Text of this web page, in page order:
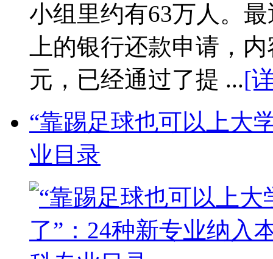
小组里约有63万人。
上的银行还款申请，
元，已经通过了提 ...[
“靠踢足球也可以上大
业目录